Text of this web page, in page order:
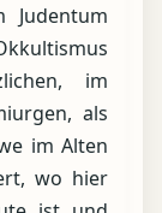
Judentum
im
als
im Alten
wo hier